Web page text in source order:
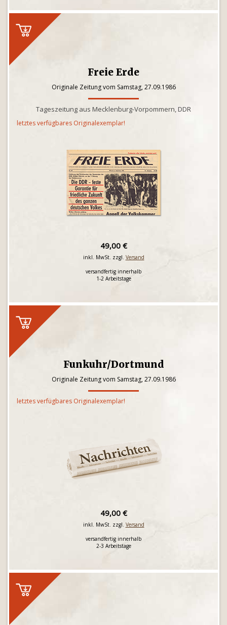
Freie Erde
Originale Zeitung vom Samstag, 27.09.1986
Tageszeitung aus Mecklenburg-Vorpommern, DDR
letztes verfügbares Originalexemplar!
49,00 €
inkl. MwSt. zzgl. Versand
versandfertig innerhalb
1-2 Arbeitstage
Funkuhr/Dortmund
Originale Zeitung vom Samstag, 27.09.1986
letztes verfügbares Originalexemplar!
49,00 €
inkl. MwSt. zzgl. Versand
versandfertig innerhalb
2-3 Arbeitstage